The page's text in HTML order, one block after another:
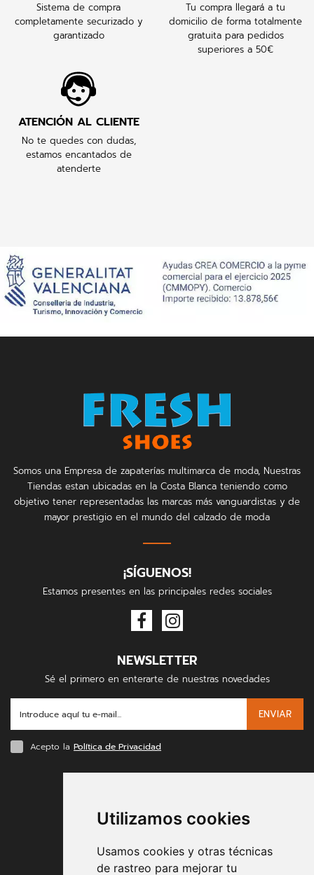
Utilizamos cookies
Usamos cookies y otras técnicas
de rastreo para mejorar tu
Sistema de compra
completamente securizado y
garantizado
Tu compra llegará a tu
domicilio de forma totalmente
gratuita para pedidos
superiores a 50€
ATENCIÓN AL CLIENTE
No te quedes con dudas,
estamos encantados de
atenderte
Somos una Empresa de zapaterías multimarca de moda, Nuestras
Tiendas estan ubicadas en la Costa Blanca teniendo como
objetivo tener representadas las marcas más vanguardistas y de
mayor prestigio en el mundo del calzado de moda
¡SÍGUENOS!
Estamos presentes en las principales redes sociales
NEWSLETTER
Sé el primero en enterarte de nuestras novedades
ENVIAR
Acepto la Política de Privacidad